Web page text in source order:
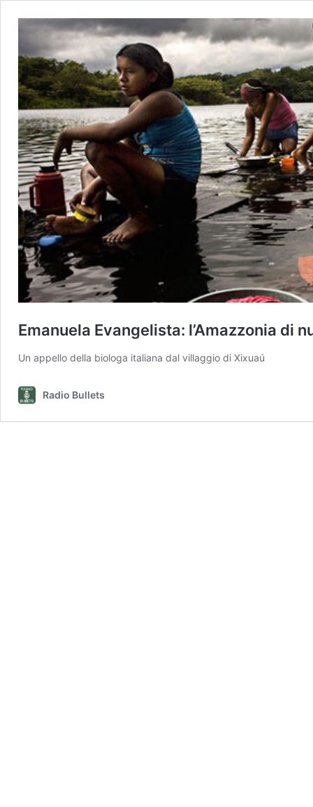
Emanuela Evangelista: l’Amazzonia di
Un appello della biologa italiana dal villaggio di Xixuaú
Radio Bullets